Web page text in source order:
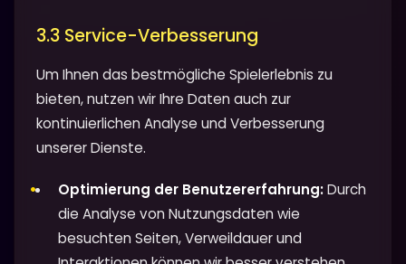
3.3 Service-Verbesserung
Um Ihnen das bestmögliche Spielerlebnis zu
bieten, nutzen wir Ihre Daten auch zur
kontinuierlichen Analyse und Verbesserung
unserer Dienste.
Optimierung der Benutzererfahrung:Durch
die Analyse von Nutzungsdaten wie
besuchten Seiten, Verweildauer und